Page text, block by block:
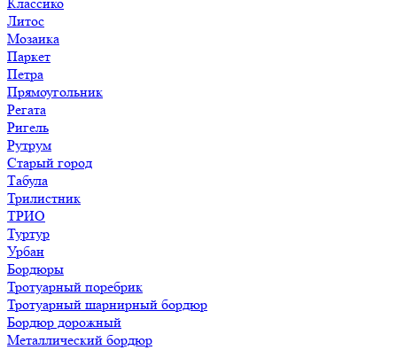
Литос
Мозаика
Паркет
Петра
Прямоугольник
Регата
Ригель
Рутрум
Старый город
Табула
Трилистник
ТРИО
Туртур
Урбан
Бордюры
Тротуарный поребрик
Тротуарный шарнирный бордюр
Бордюр дорожный
Металлический бордюр